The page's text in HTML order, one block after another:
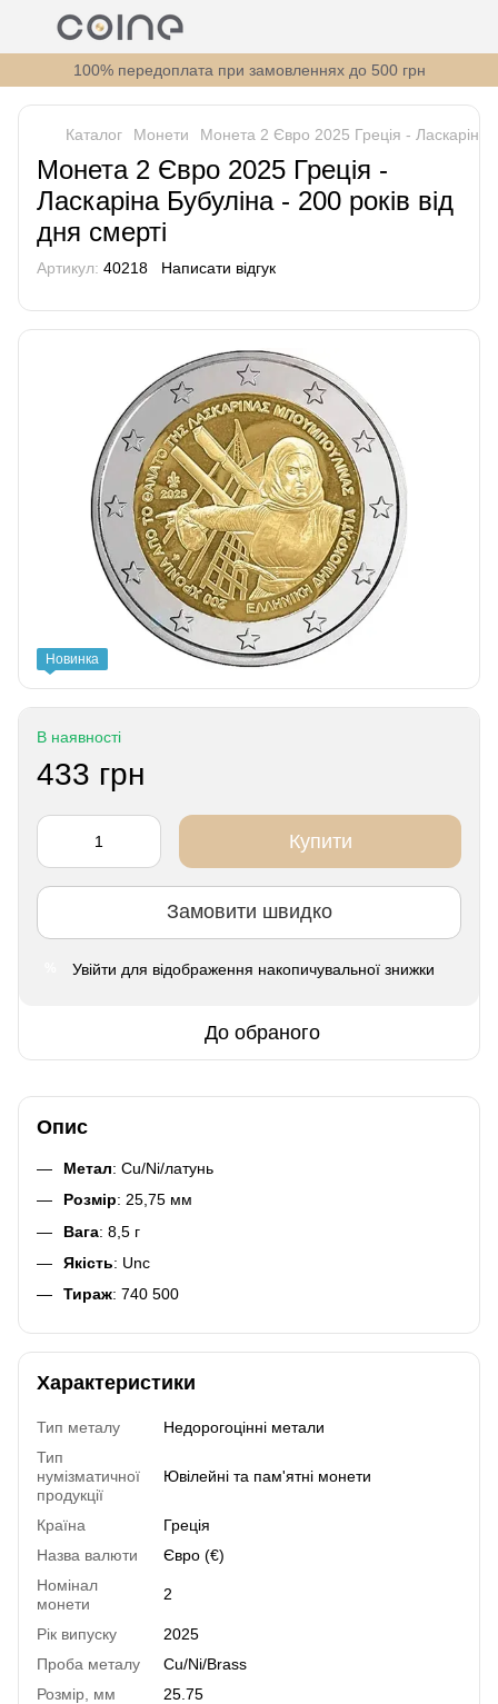
100% передоплата при замовленнях до 500 грн
Каталог Монети Монета 2 Євро 2025 Греція - Ласкаріна
Монета 2 Євро 2025 Греція -
Ласкаріна Бубуліна - 200 років від
дня смерті
Артикул: 40218 Написати відгук
Новинка
В наявності
433 грн
Купити
Замовити швидко
Увійти для відображення накопичувальної знижки
До обраного
Опис
Метал: Cu/Ni/латунь
Розмір: 25,75 мм
Вага: 8,5 г
Якість: Unc
Тираж: 740 500
Характеристики
Тип металу
Недорогоцінні метали
Тип
нумізматичної
продукції
Ювілейні та пам'ятні монети
Країна
Греція
Назва валюти
Євро (€)
Номінал
монети
2
Рік випуску
2025
Проба металу
Cu/Ni/Brass
Розмір, мм
25.75